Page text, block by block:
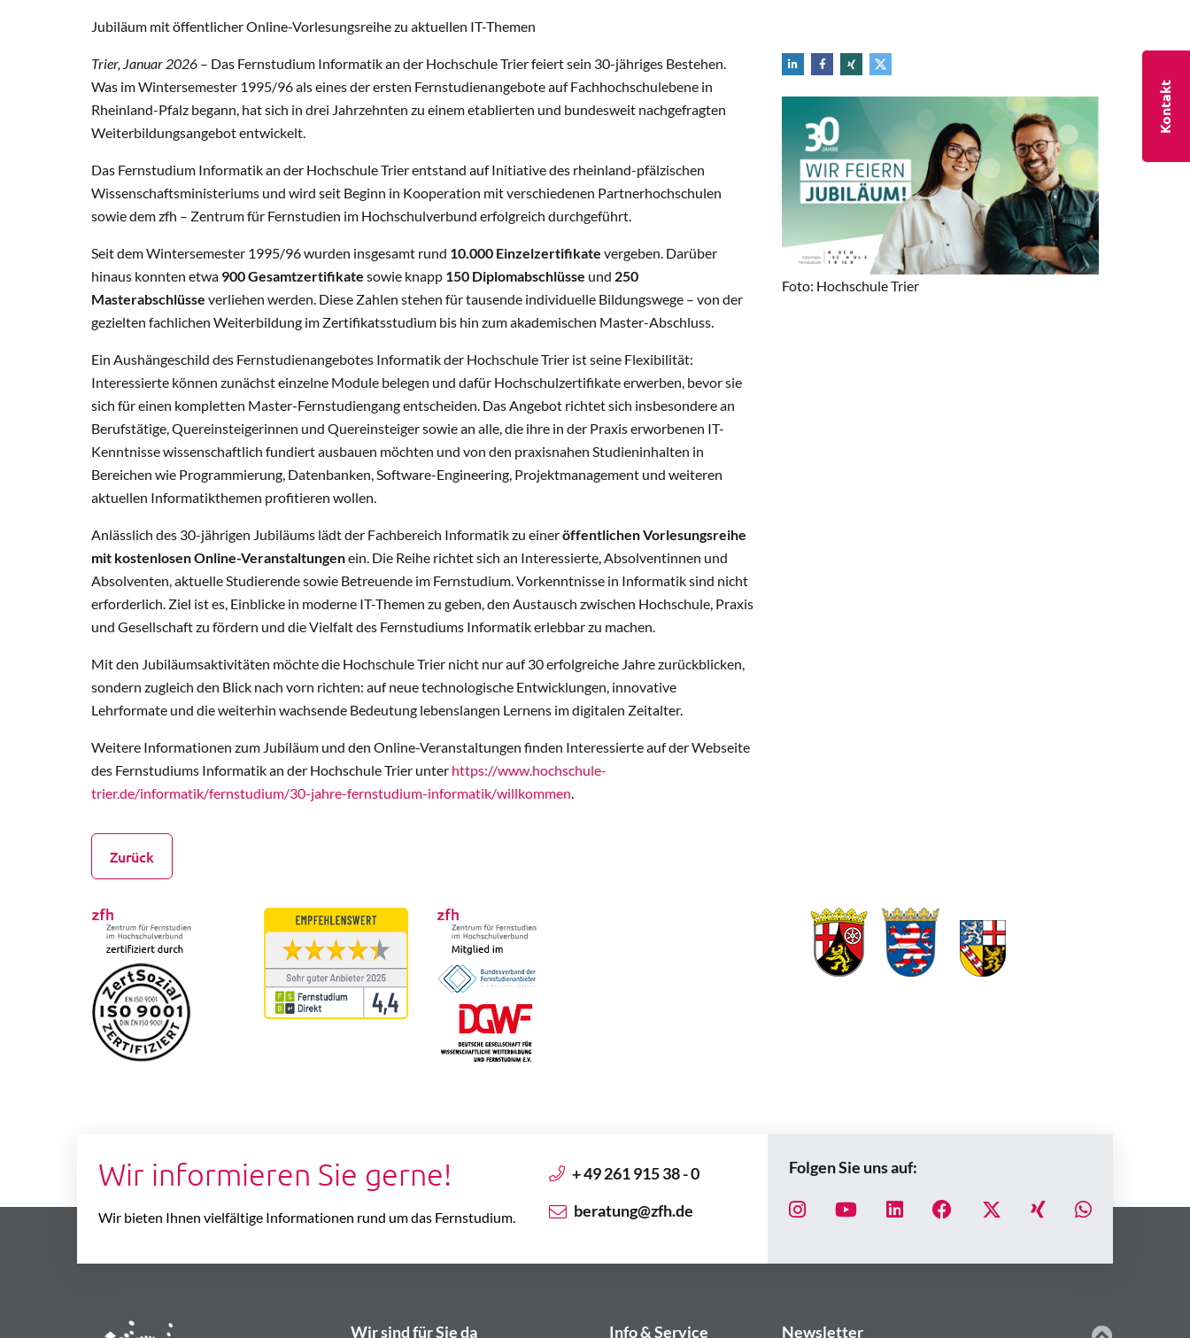
Jubiläum mit öffentlicher Online-Vorlesungsreihe zu aktuellen IT-Themen
Trier, Januar 2026 – Das Fernstudium Informatik an der Hochschule Trier feiert sein 30-jähriges Bestehen.
Was im Wintersemester 1995/96 als eines der ersten Fernstudienangebote auf Fachhochschulebene in
Rheinland-Pfalz begann, hat sich in drei Jahrzehnten zu einem etablierten und bundesweit nachgefragten
Weiterbildungsangebot entwickelt.
Das Fernstudium Informatik an der Hochschule Trier entstand auf Initiative des rheinland-pfälzischen
Wissenschaftsministeriums und wird seit Beginn in Kooperation mit verschiedenen Partnerhochschulen
sowie dem zfh – Zentrum für Fernstudien im Hochschulverbund erfolgreich durchgeführt.
Seit dem Wintersemester 1995/96 wurden insgesamt rund 10.000 Einzelzertifikate vergeben. Darüber
hinaus konnten etwa 900 Gesamtzertifikate sowie knapp 150 Diplomabschlüsse und 250
Masterabschlüsse verliehen werden. Diese Zahlen stehen für tausende individuelle Bildungswege – von der
gezielten fachlichen Weiterbildung im Zertifikatsstudium bis hin zum akademischen Master-Abschluss.
Ein Aushängeschild des Fernstudienangebotes Informatik der Hochschule Trier ist seine Flexibilität:
Interessierte können zunächst einzelne Module belegen und dafür Hochschulzertifikate erwerben, bevor sie
sich für einen kompletten Master-Fernstudiengang entscheiden. Das Angebot richtet sich insbesondere an
Berufstätige, Quereinsteigerinnen und Quereinsteiger sowie an alle, die ihre in der Praxis erworbenen IT-
Kenntnisse wissenschaftlich fundiert ausbauen möchten und von den praxisnahen Studieninhalten in
Bereichen wie Programmierung, Datenbanken, Software-Engineering, Projektmanagement und weiteren
aktuellen Informatikthemen profitieren wollen.
Anlässlich des 30-jährigen Jubiläums lädt der Fachbereich Informatik zu eineröffentlichen Vorlesungsreihe
mit kostenlosen Online-Veranstaltungenein. Die Reihe richtet sich an Interessierte, Absolventinnen und
Absolventen, aktuelle Studierende sowie Betreuende im Fernstudium. Vorkenntnisse in Informatik sind nicht
erforderlich. Ziel ist es, Einblicke in moderne IT-Themen zu geben, den Austausch zwischen Hochschule, Praxis
und Gesellschaft zu fördern und die Vielfalt des Fernstudiums Informatik erlebbar zu machen.
Mit den Jubiläumsaktivitäten möchte die Hochschule Trier nicht nur auf 30 erfolgreiche Jahre zurückblicken,
sondern zugleich den Blick nach vorn richten: auf neue technologische Entwicklungen, innovative
Lehrformate und die weiterhin wachsende Bedeutung lebenslangen Lernens im digitalen Zeitalter.
Weitere Informationen zum Jubiläum und den Online-Veranstaltungen finden Interessierte auf der Webseite
des Fernstudiums Informatik an der Hochschule Trier unter https://www.hochschule-
trier.de/informatik/fernstudium/30-jahre-fernstudium-informatik/willkommen.
Foto: Hochschule Trier
Zurück
Wir informieren Sie gerne!
Wir bieten Ihnen vielfältige Informationen rund um das Fernstudium.
+ 49 261 915 38 - 0
beratung@zfh.de
Folgen Sie uns auf:
Wir sind für Sie da Info & Service Newsletter
Kontakt